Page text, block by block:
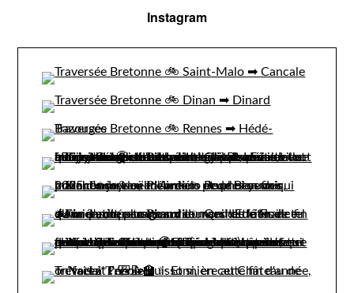
Instagram